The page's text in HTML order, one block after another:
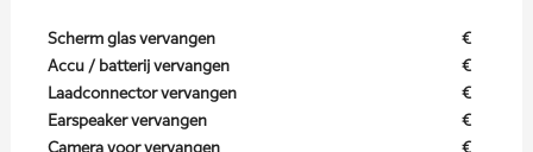
Scherm glas vervangen
€
Accu / batterij vervangen
€
Laadconnector vervangen
€
Earspeaker vervangen
€
Camera voor vervangen
€